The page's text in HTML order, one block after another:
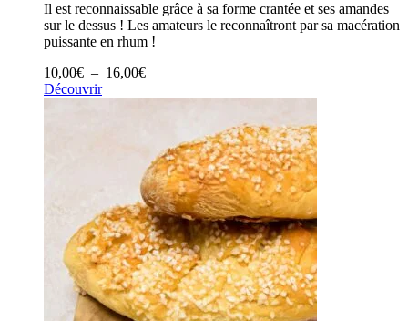
Il est reconnaissable grâce à sa forme crantée et ses amandes
sur le dessus ! Les amateurs le reconnaîtront par sa macération
puissante en rhum !
10,00€ – 16,00€Plage
16,00€
Découvrir